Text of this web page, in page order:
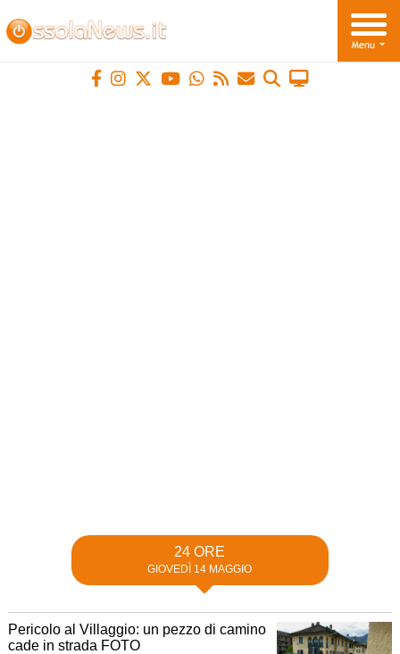
24 ORE
GIOVEDÌ 14 MAGGIO
Pericolo al Villaggio: un pezzo di camino
cade in strada FOTO